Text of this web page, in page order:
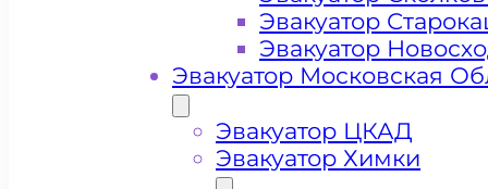
+ 100 РУБЛЕЙ ЗА КИЛОМЕТР
Эвакуатор
Эвакуатор
Эвакуатор Московская
Эвакуатор ЦКАД
Эвакуатор Химки